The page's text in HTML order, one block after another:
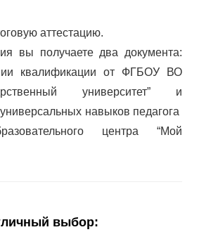
аттестацию.
вы получаете два документа:
квалификации от ФГБОУ ВО
университет” и
навыков педагога
центра “Мой
выбор: